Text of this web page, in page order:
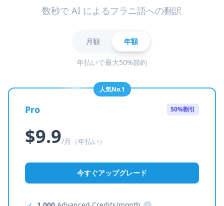
数秒で AI によるフラニ語への翻訳
月額 年額
年払いで最大50%節約
人気No.1
Pro 50%割引
$9.9/月（年払い）
今すぐアップグレード